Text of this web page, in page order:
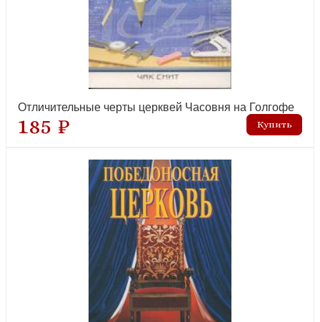
Отличительные черты церквей Часовня на Голгофе
185 ₽